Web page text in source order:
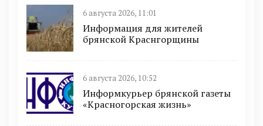
6 августа 2026, 11:01
Информация для жителей
брянской Краснгорщины
6 августа 2026, 10:52
Информкурьер брянской газеты
«Красногорская жизнь»